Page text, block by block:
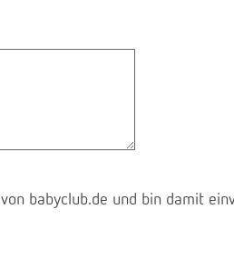
von babyclub.de und bin damit